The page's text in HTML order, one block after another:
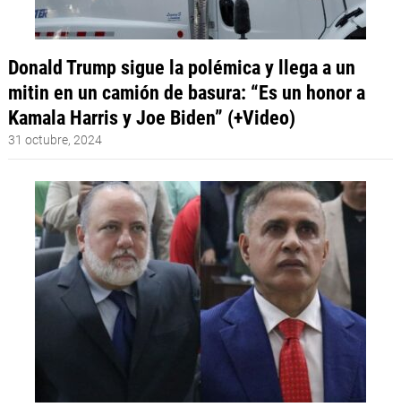
Donald Trump sigue la polémica y llega a un
mitin en un camión de basura: “Es un honor a
Kamala Harris y Joe Biden” (+Video)
31 octubre, 2024